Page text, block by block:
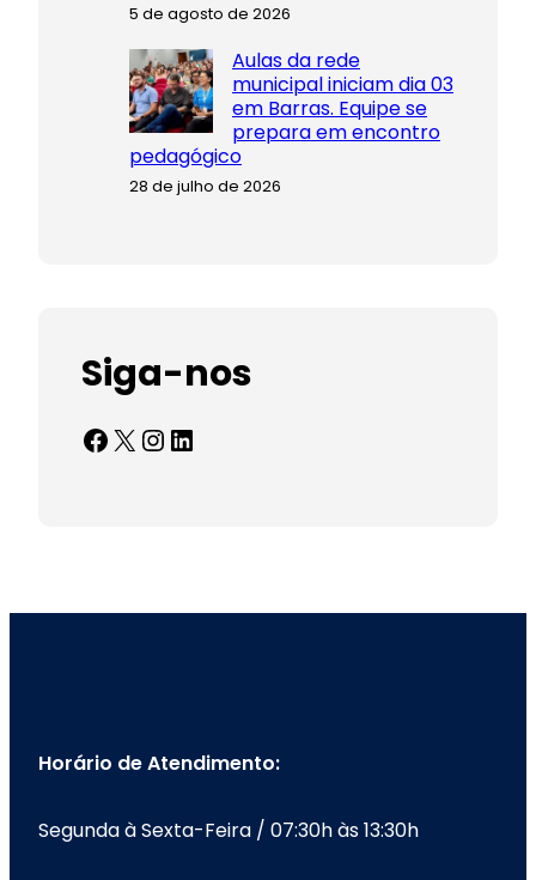
5 de agosto de 2026
Aulas da rede
municipal iniciam dia 03
em Barras. Equipe se
prepara em encontro
pedagógico
28 de julho de 2026
Siga-nos
Facebook X InstagramLinkedIn
Horário de Atendimento:
Segunda à Sexta-Feira / 07:30h às 13:30h